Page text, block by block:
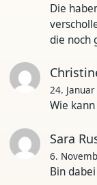
Die
die noch
24.
Wie
Sara
6.
Bin